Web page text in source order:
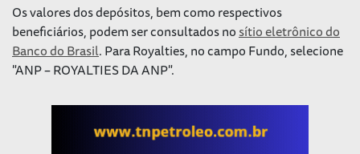
Os valores dos depósitos, bem como respectivos
beneficiários, podem ser consultados nosítio eletrônico do
Banco do Brasil. Para Royalties, no campo Fundo, selecione
"ANP – ROYALTIES DA ANP".